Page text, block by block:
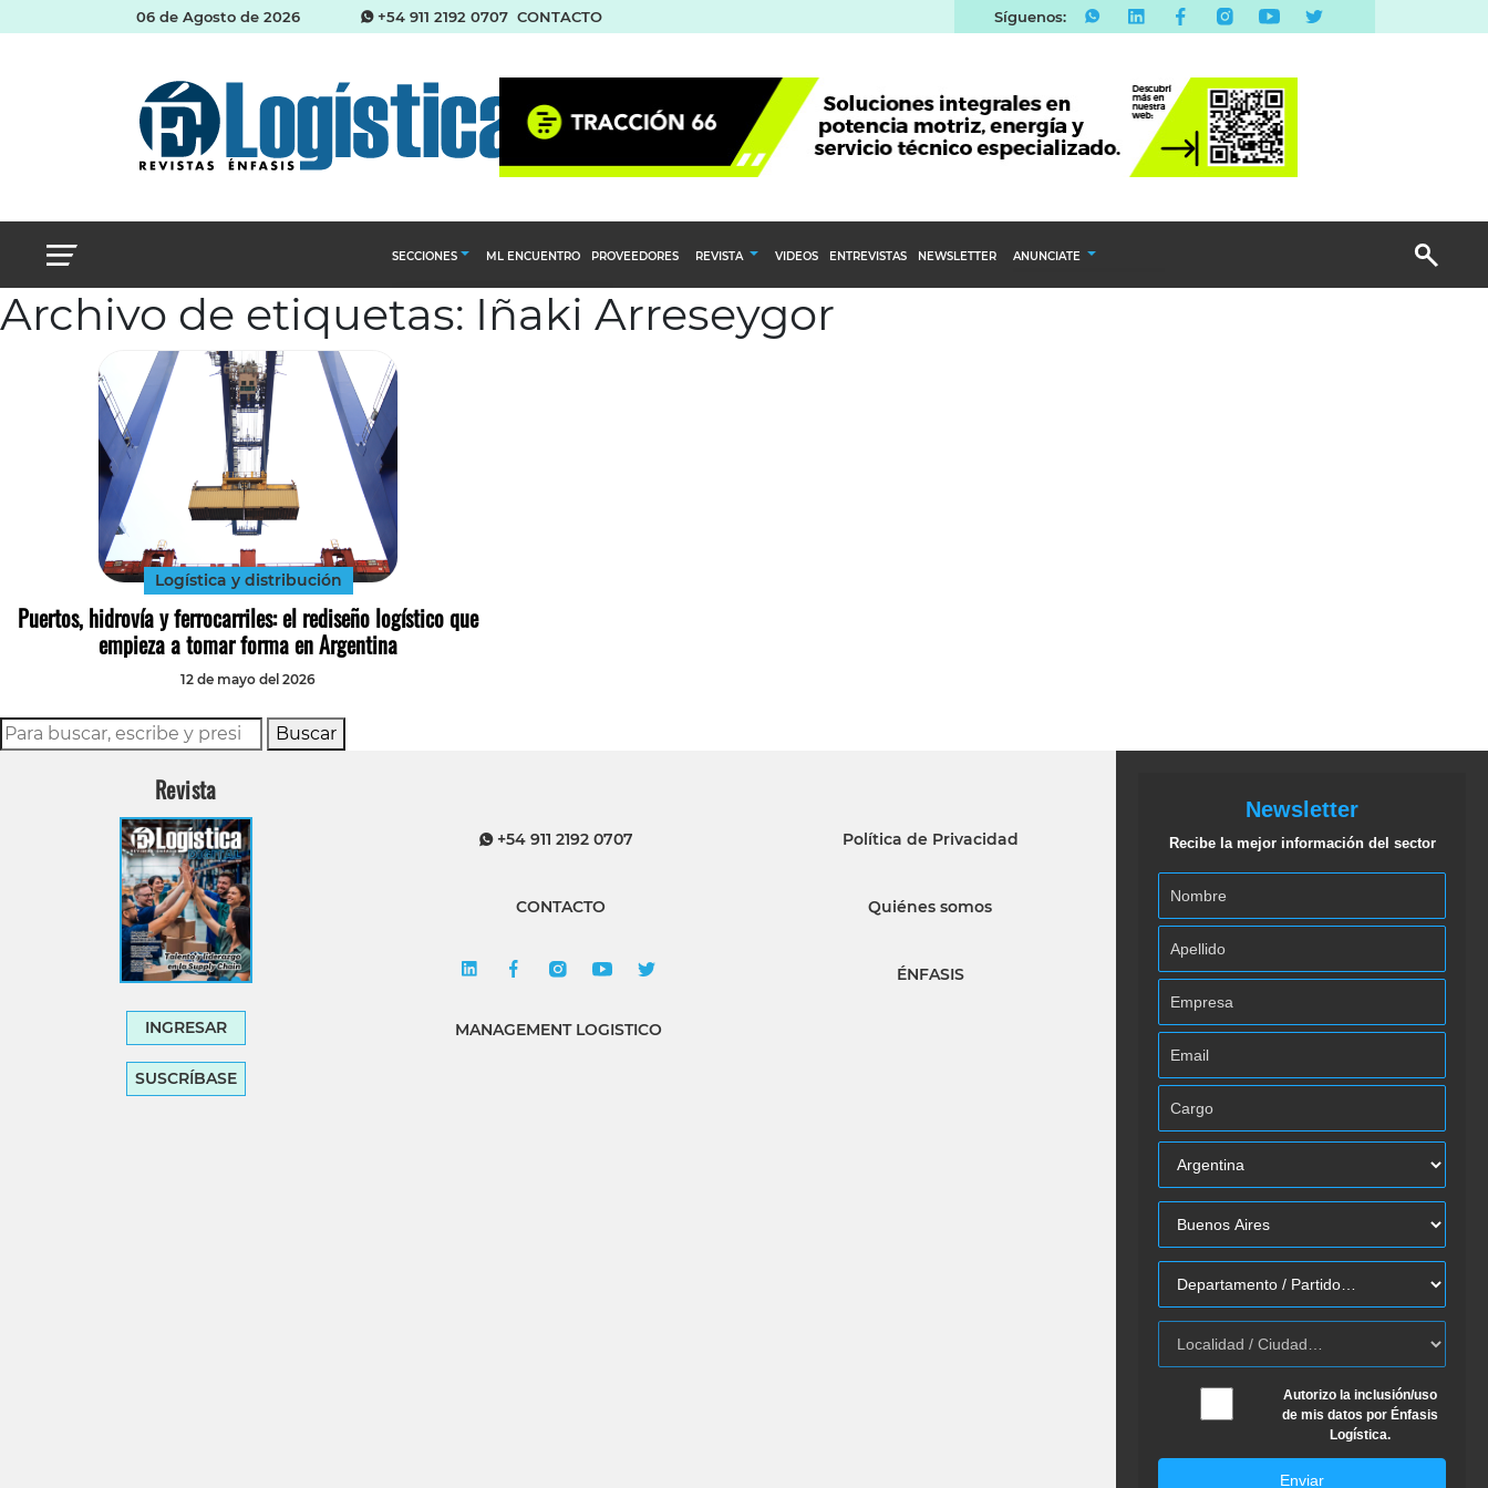
06 de Agosto de 2026 +54 911 2192 0707 CONTACTO Síguenos:
SECCIONES
Abastecimiento y compras
ML ENCUENTRO PROVEEDORES REVISTA
Calendario Editorial
Ediciones Anteriores
VIDEOS ENTREVISTAS NEWSLETTER ANUNCIATE
Archivo de etiquetas: Iñaki Arreseygor
Logística y distribución
Puertos, hidrovía y ferrocarriles: el rediseño logístico que
empieza a tomar forma en Argentina
12 de mayo del 2026
Buscar
Revista
INGRESAR
SUSCRÍBASE
+54 911 2192 0707
CONTACTO
MANAGEMENT LOGISTICO
Política de Privacidad
Quiénes somos
ÉNFASIS
Newsletter
Recibe la mejor información del sector
Autorizo la inclusión/uso
de mis datos por Énfasis
Logística.
Enviar